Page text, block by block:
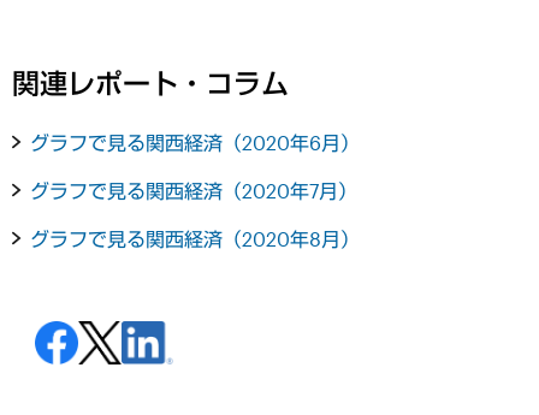
関連レポート・コラム
グラフで見る関西経済（2020年6月）
グラフで見る関西経済（2020年7月）
グラフで見る関西経済（2020年8月）